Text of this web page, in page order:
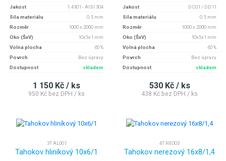
Jakost
1.4301 - AISI 304
Síla materiálu
0.5 mm
Rozměr
1000 x 2000 mm
Oko (ŠxV)
10x5x1 mm
Volná plocha
60 %
Povrch
Bez úpravy
Dostupnost
skladem
1 150 Kč / ks
950 Kč bez DPH / ks
Jakost
DC01 / DD11
Síla materiálu
0.5 mm
Rozměr
1000 x 2000 mm
Oko (ŠxV)
10x5x1 mm
Volná plocha
60 %
Povrch
Bez úpravy
Dostupnost
skladem
530 Kč / ks
438 Kč bez DPH / ks
3T AL001
Tahokov hliníkový 10x6/1
4T NE003
Tahokov nerezový 16x8/1,4